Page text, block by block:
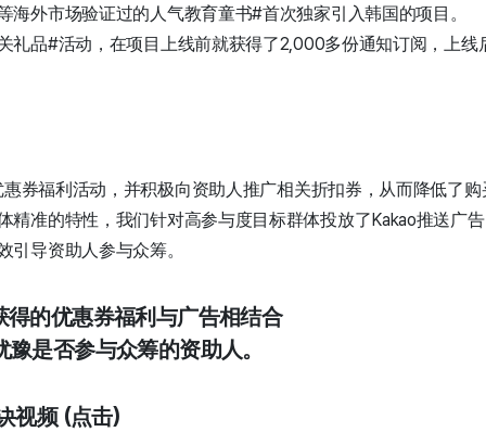
海外市场验证过的人气教育童书#首次独家引入韩国的项目。
礼品#活动，在项目上线前就获得了2,000多份通知订阅，上线
券福利活动，并积极向资助人推广相关折扣券，从而降低了
精准的特性，我们针对高参与度目标群体投放了Kakao推送广
引导资助人参与众筹。
的优惠券福利与广告相结合
是否参与众筹的资助人。
视频 (点击)